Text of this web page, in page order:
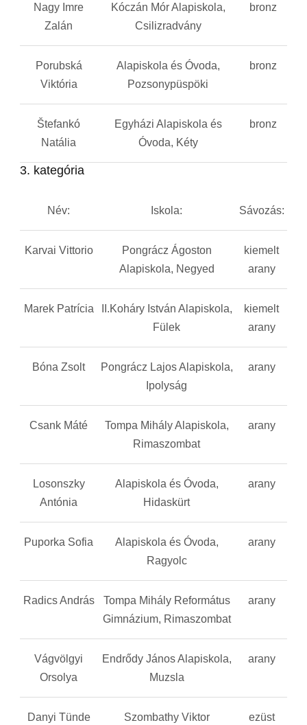
Nagy Imre
Zalán
Kóczán Mór Alapiskola,
Csilizradvány
bronz
Porubská
Viktória
Alapiskola és Óvoda,
Pozsonypüspöki
bronz
Štefankó
Natália
Egyházi Alapiskola és
Óvoda, Kéty
bronz
3. kategória
Név: Iskola: Sávozás:
Karvai Vittorio
Pongrácz Ágoston
Alapiskola, Negyed
kiemelt
arany
Marek Patrícia
II.Koháry István Alapiskola,
Fülek
kiemelt
arany
Bóna Zsolt
Pongrácz Lajos Alapiskola,
Ipolyság
arany
Csank Máté
Tompa Mihály Alapiskola,
Rimaszombat
arany
Losonszky
Antónia
Alapiskola és Óvoda,
Hidaskürt
arany
Puporka Sofia
Alapiskola és Óvoda,
Ragyolc
arany
Radics András
Tompa Mihály Református
Gimnázium, Rimaszombat
arany
Vágvölgyi
Orsolya
Endrődy János Alapiskola,
Muzsla
arany
Danyi Tünde
Szombathy Viktor
ezüst